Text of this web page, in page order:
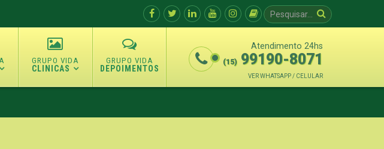
CLINICAS DEPOIMENTOS
Atendimento 24hs
(15) 99190-8071
VER WHATSAPP / CELULAR